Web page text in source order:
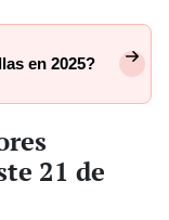
en 2025?
21 de